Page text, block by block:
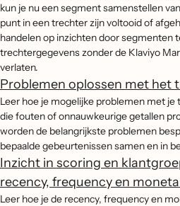
kun je nu een segment samenstellen
punt in een trechter zijn voltooid of
handelen op inzichten door segmenten
trechtergegevens zonder de Klaviyo
verlaten.
Problemen oplossen met het
Leer hoe je mogelijke problemen met
die fouten of onnauwkeurige getallen
worden de belangrijkste problemen
bepaalde gebeurtenissen samen en in
Inzicht in scoring en
recency, frequency en
Leer hoe je de recency, frequency en